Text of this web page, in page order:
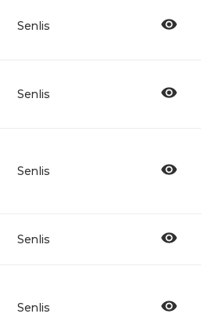
Senlis
Senlis
Senlis
Senlis
Senlis